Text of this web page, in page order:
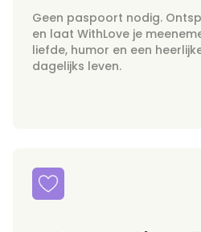
Geen paspoort nodig.
en laat WithLove je
liefde, humor en een
dagelijks leven.